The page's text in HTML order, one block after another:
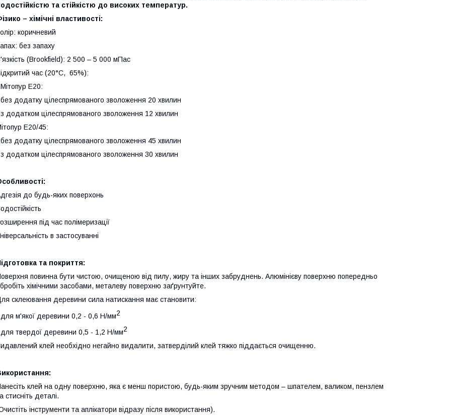
та стійкістю до високих температур.
– хімічні властивості:
коричневий
без запаху
(Brookfield): 2 500 – 5 000 мПас
час (20°C, 65%):
Е20:
додатку цілеспрямованого зволоження 20 хвилин
додатком цілеспрямованого зволоження 12 хвилин
Е20/45:
додатку цілеспрямованого зволоження 45 хвилин
додатком цілеспрямованого зволоження 30 хвилин
до будь-яких поверхонь
під час полімеризації
в застосуванні
та покриття:
повинна бути чистою, очищеною від пилу, жиру та інших забруднень. Алюмінієву поверхню попередньо
хімічними засобами, металеву поверхню заґрунтуйте.
склеювання деревини сила натискання має становити:
м'якої деревини 0,2 - 0,6 Н/мм2
твердої деревини 0,5 - 1,2 Н/мм2
клей необхідно негайно видалити, затверділий клей тяжко піддається очищенню.
клей на одну поверхню, яка є менш пористою, будь-яким зручним методом – шпателем, валиком, пензлем
стисніть деталі.
інструменти та аплікатори відразу після використання).